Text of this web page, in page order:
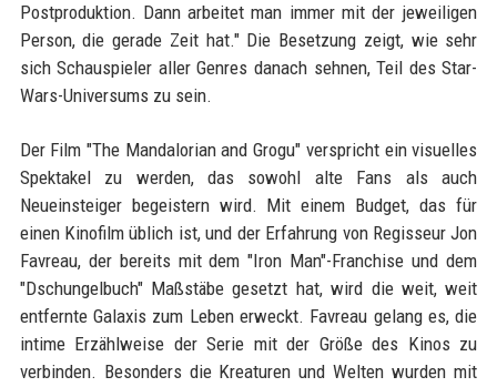
Postproduktion. Dann arbeitet man immer mit der jeweiligen
Person, die gerade Zeit hat." Die Besetzung zeigt, wie sehr
sich Schauspieler aller Genres danach sehnen, Teil des Star-
Wars-Universums zu sein.
Der Film "The Mandalorian and Grogu" verspricht ein visuelles
Spektakel zu werden, das sowohl alte Fans als auch
Neueinsteiger begeistern wird. Mit einem Budget, das für
einen Kinofilm üblich ist, und der Erfahrung von Regisseur Jon
Favreau, der bereits mit dem "Iron Man"-Franchise und dem
"Dschungelbuch" Maßstäbe gesetzt hat, wird die weit, weit
entfernte Galaxis zum Leben erweckt. Favreau gelang es, die
intime Erzählweise der Serie mit der Größe des Kinos zu
verbinden. Besonders die Kreaturen und Welten wurden mit